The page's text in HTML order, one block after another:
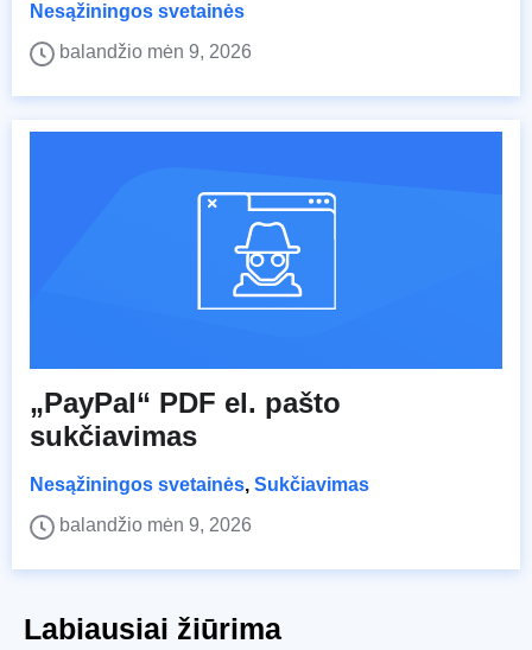
Nesąžiningos svetainės
balandžio mėn 9, 2026
„PayPal“ PDF el. pašto
sukčiavimas
Nesąžiningos svetainės, Sukčiavimas
balandžio mėn 9, 2026
Labiausiai žiūrima